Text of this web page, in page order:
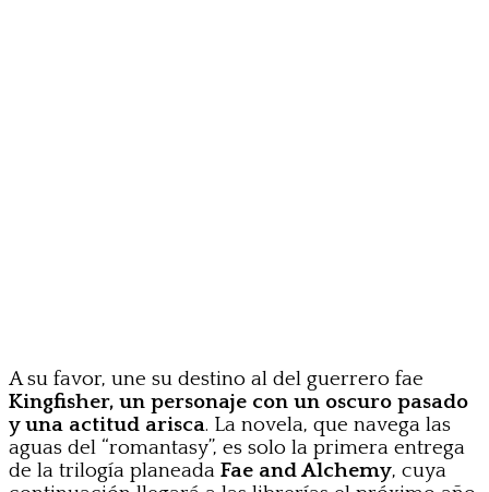
A su favor, une su destino al del guerrero fae
Kingfisher, un personaje con un oscuro pasado
y una actitud arisca. La novela, que navega las
aguas del “romantasy”, es solo la primera entrega
de la trilogía planeada Fae and Alchemy, cuya